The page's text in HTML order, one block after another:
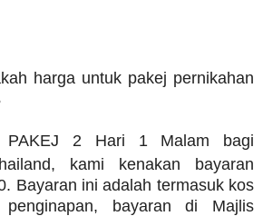
harga untuk pakej pernikahan
PAKEJ 2 Hari 1 Malam bagi
kami kenakan bayaran
Bayaran ini adalah termasuk kos
penginapan, bayaran di Majlis